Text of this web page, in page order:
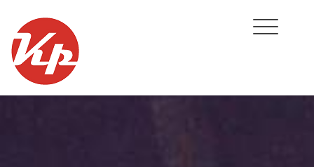
content